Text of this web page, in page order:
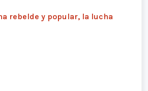
rebelde y popular, la lucha